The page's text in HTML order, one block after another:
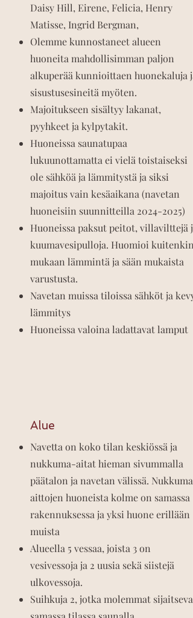
Daisy Hill, Eirene, Felicia, Henry
Matisse, Ingrid Bergman,
Olemme kunnostaneet alueen
huoneita mahdollisimman paljon
alkuperää kunnioittaen huonekaluja ja
sisustusesineitä myöten.
Majoitukseen sisältyy lakanat,
pyyhkeet ja kylpytakit.
Huoneissa saunatupaa
lukuunottamatta ei vielä toistaiseksi
ole sähköä ja lämmitystä ja siksi
majoitus vain kesäaikana (navetan
huoneisiin suunnitteilla 2024-2025)
Huoneissa paksut peitot, villavilttejä ja
kuumavesipulloja. Huomioi kuitenkin
mukaan lämmintä ja sään mukaista
varustusta.
Navetan muissa tiloissa sähköt ja kevyt
lämmitys
Huoneissa valoina ladattavat lamput
Alue
Navetta on koko tilan keskiössä ja
nukkuma-aitat hieman sivummalla
päätalon ja navetan välissä. Nukkuma-
aittojen huoneista kolme on samassa
rakennuksessa ja yksi huone erillään
muista
Alueella 5 vessaa, joista 3 on
vesivessoja ja 2 uusia sekä siistejä
ulkovessoja.
Suihkuja 2, jotka molemmat sijaitsevat